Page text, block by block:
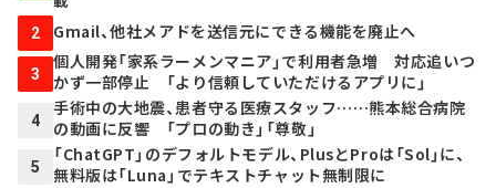
2 Gmail、他社メアドを送信元にできる機能を廃止へ
3
個人開発「家系ラーメンマニア」で利用者急増 対応追いつ
かず一部停止 「より信頼していただけるアプリに」
4
手術中の大地震、患者守る医療スタッフ……熊本総合病院
の動画に反響 「プロの動き」「尊敬」
5
「ChatGPT」のデフォルトモデル、PlusとProは「Sol」に、
無料版は「Luna」でテキストチャット無制限に